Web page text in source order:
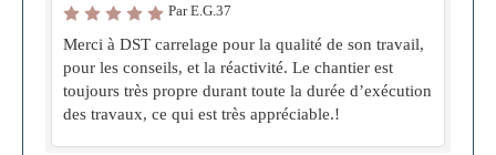
Par E.G.37
Merci à DST carrelage pour la qualité de son travail,
pour les conseils, et la réactivité. Le chantier est
toujours très propre durant toute la durée d’exécution
des travaux, ce qui est très appréciable.!